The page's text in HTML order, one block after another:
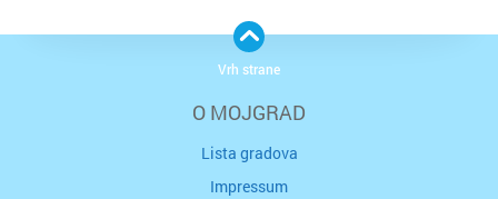
O MOJGRAD
Lista gradova
Impressum
Vrh strane